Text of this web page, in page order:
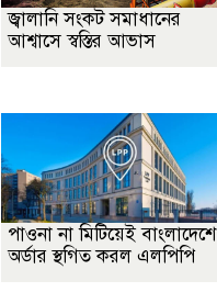
জ্বালানি সংকট সমাধানের
আশ্বাসে স্বস্তির আভাস
পাওনা না মিটিয়েই বাংলাদেশে
অর্ডার স্থগিত করল এলপিপি